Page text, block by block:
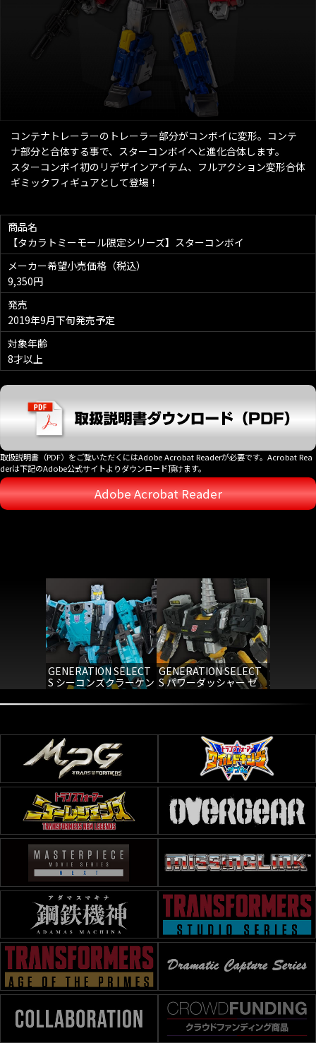
コンテナトレーラーのトレーラー部分がコンボイに変形。コンテ
ナ部分と合体する事で、スターコンボイへと進化合体します。
スターコンボイ初のリデザインアイテム、フルアクション変形合体
ギミックフィギュアとして登場！
商品名
【タカラトミーモール限定シリーズ】スターコンボイ
メーカー希望小売価格（税込）
9,350円
発売
2019年9月下旬発売予定
対象年齢
8才以上
取扱説明書（PDF）をご覧いただくにはAdobe Acrobat Readerが必要です。Acrobat Rea
derは下記のAdobe公式サイトよりダウンロード頂けます。
Adobe Acrobat Reader
GENERATION SELECT
S シーコンズクラーケン
GENERATION SELECT
S パワーダッシャー ゼ
ータ
S ナイト